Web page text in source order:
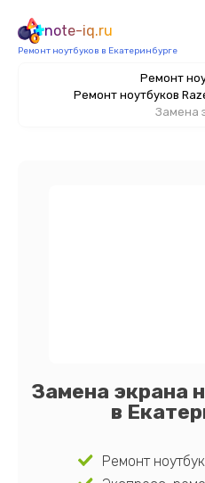
note-iq.ru
Ремонт ноутбуков в Екатеринбурге
Ремонт
Ремонт ноутбуков
Замена
Замена экрана
в
Ремонт